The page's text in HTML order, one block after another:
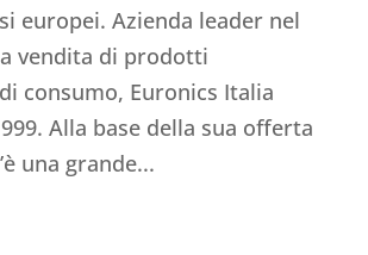
europei. Azienda leader nel
vendita di prodotti
consumo, Euronics Italia
Alla base della sua offerta
una grande...